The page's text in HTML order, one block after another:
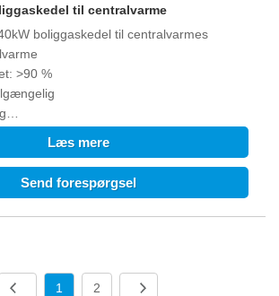
til centralvarme
boliggaskedel til centralvarmes
>90 %
og ECO-funktion for gasbesparelse
er så lav som 120V.
er så lavt som 0,25 bar.
Læs mere
Send forespørgsel
1 2